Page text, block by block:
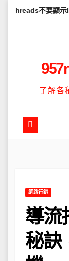
示IG？完整教學
了解各
網路行銷
導流
秘訣